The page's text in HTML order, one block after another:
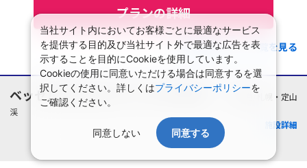
プランの詳細
この施設のプラン一覧を見る
ベッセルホテルカンパーナすすきの
北海道/札幌・定山
渓
施設詳細
当社サイト内においてお客様ごとに最適なサービス
を提供する目的及び当社サイト外で最適な広告を表
示することを目的にCookieを使用しています。
Cookieの使用に同意いただける場合は同意するを選
択してください。詳しくはプライバシーポリシーを
ご確認ください。
同意しない 同意する